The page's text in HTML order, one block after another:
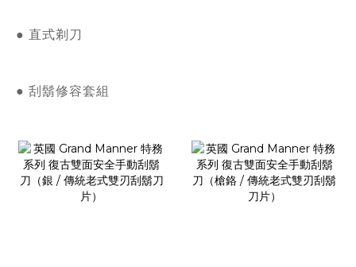
● 直式剃刀
● 刮鬍修容套組